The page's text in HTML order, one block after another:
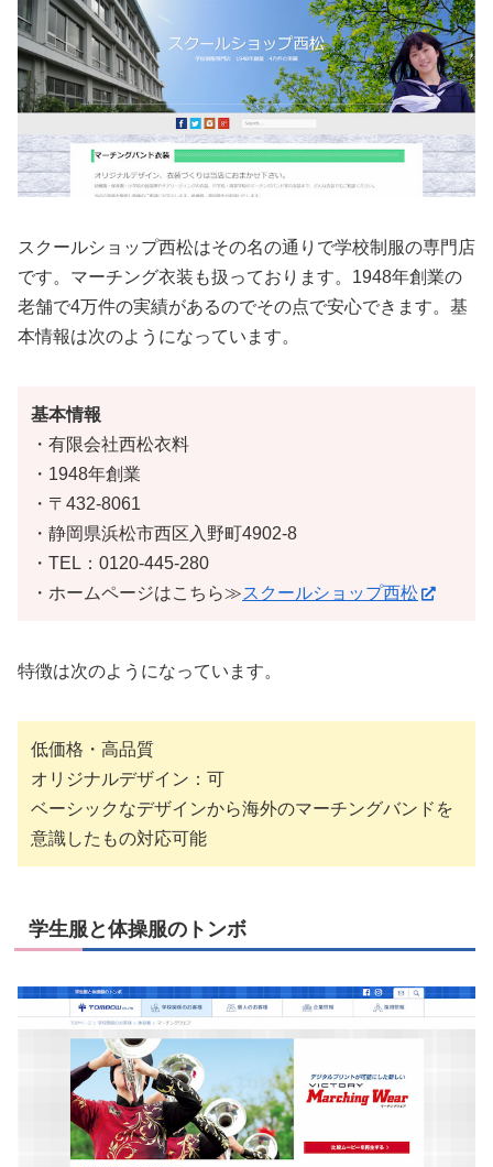
スクールショップ西松はその名の通りで学校制服の専門店
です。マーチング衣装も扱っております。1948年創業の
老舗で4万件の実績があるのでその点で安心できます。基
本情報は次のようになっています。
基本情報
・有限会社西松衣料
・1948年創業
・〒432-8061
・静岡県浜松市西区入野町4902-8
・TEL：0120-445-280
・ホームページはこちら≫スクールショップ西松
特徴は次のようになっています。
低価格・高品質
オリジナルデザイン：可
ベーシックなデザインから海外のマーチングバンドを
意識したもの対応可能
学生服と体操服のトンボ